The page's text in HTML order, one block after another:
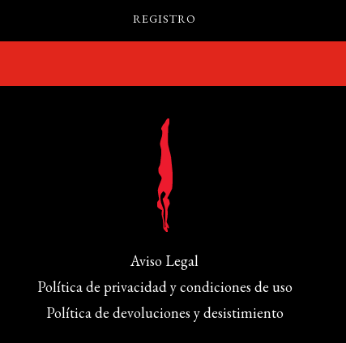
Aviso Legal
Política de privacidad y condiciones de uso
Política de devoluciones y desistimiento